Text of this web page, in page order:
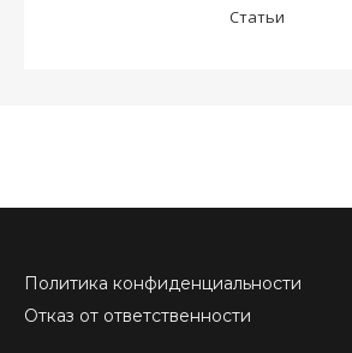
Статьи
Политика конфиденциальности
Отказ от ответственности